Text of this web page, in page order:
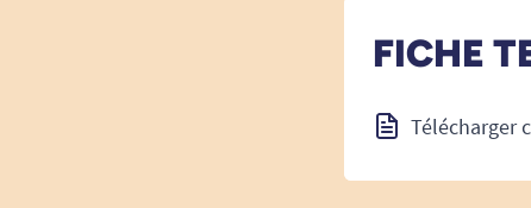
FICHE
Télécharger